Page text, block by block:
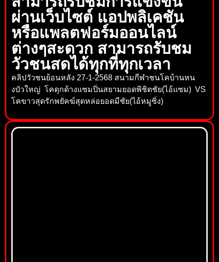
ผ่านเว็บไซต์ แอปพลิเคชัน
หรือแพลตฟอร์มออนไลน์
ต่างๆสะดวก สามารถรับชม
วัวชนสดได้ทุกที่ทุกเวลา
คลิปวัวชนย้อนหลัง 27-1-2568 สนามกีฬาชนโคบ้านหน
งบัวใหญ่ โคดุกด้างแซมปิ่นสยามยอดพิชิตชัย(ไอ้แซม) VS
โคขาวสุดรักพยัคฆ์สุดหล่อยอดมีชัย(ไอ้หมูซิ่ง)